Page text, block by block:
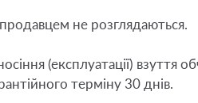
не розглядаються.
(експлуатації) взуття
терміну 30 днів.